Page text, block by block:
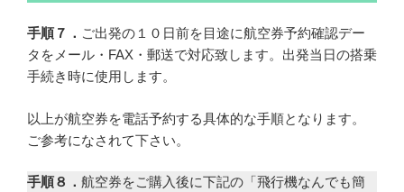
手順７． ご出発の１０日前を目途に航空券予約確認デー
タをメール・FAX・郵送で対応致します。出発当日の搭乗
手続き時に使用します。
以上が航空券を電話予約する具体的な手順となります。
ご参考になされて下さい。
手順８． 航空券をご購入後に下記の「飛行機なんでも簡